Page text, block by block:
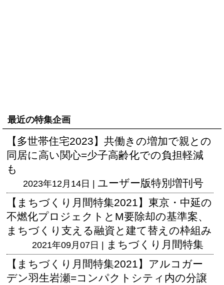
最近の特集企画
【多世帯住宅2023】共働きの増加で親との
同居に高い関心=少子高齢化での負担軽減
も
2023年12月14日 | ユーザー版特別増刊号
【まちづくり月間特集2021】東京・中延の
不燃化プロジェクトとM要除却の基準案、
まちづくり支える融資と建て替えの枠組み
2021年09月07日 | まちづくり月間特集
【まちづくり月間特集2021】アルコガー
デン羽生岩瀬=コンパクトシティ内の分譲